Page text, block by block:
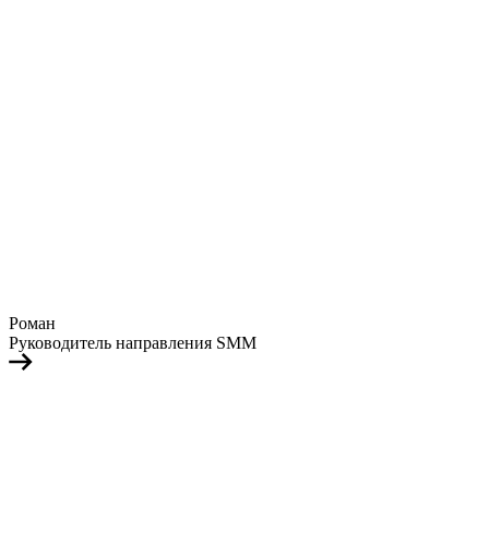
Роман
Руководитель направления SMM